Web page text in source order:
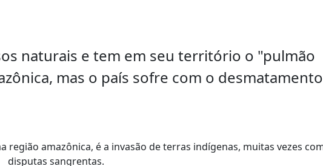
naturais e tem em seu território o "pulmão
mas o país sofre com o desmatamento